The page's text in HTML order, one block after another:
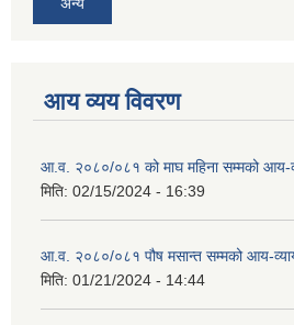
आय व्यय विवरण
आ.व. २०८०/०८१ को माघ महिना सम्मको आय-
मिति: 02/15/2024 - 16:39
आ.व. २०८०/०८१ पौष मसान्त सम्मको आय-
मिति: 01/21/2024 - 14:44